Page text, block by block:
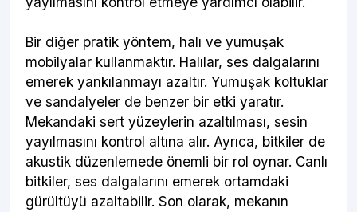
Bir diğer pratik yöntem, halı ve yumuşak
mobilyalar kullanmaktır. Halılar, ses dalgalarını
emerek yankılanmayı azaltır. Yumuşak koltuklar
ve sandalyeler de benzer bir etki yaratır.
Mekandaki sert yüzeylerin azaltılması, sesin
yayılmasını kontrol altına alır. Ayrıca, bitkiler de
akustik düzenlemede önemli bir rol oynar. Canlı
bitkiler, ses dalgalarını emerek ortamdaki
gürültüyü azaltabilir. Son olarak, mekanın